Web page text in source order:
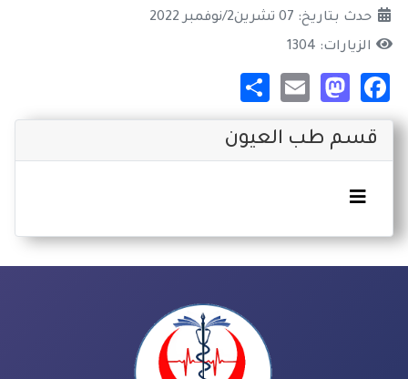
قسم طب العيون
حدث بتاريخ: 07 تشرين2/نوفمبر 2022
الزيارات: 1304
Facebook
Mastodon
Email